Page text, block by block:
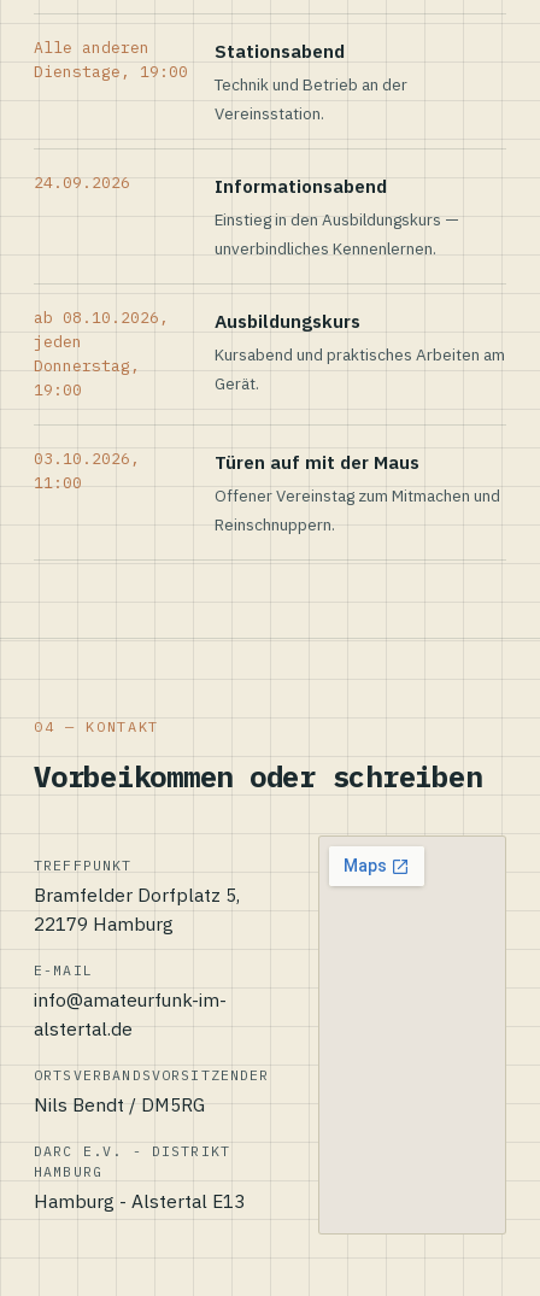
Alle anderen
Dienstage, 19:00
Stationsabend
Technik und Betrieb an der
Vereinsstation.
24.09.2026 Informationsabend
Einstieg in den Ausbildungskurs —
unverbindliches Kennenlernen.
ab 08.10.2026,
jeden
Donnerstag,
19:00
Ausbildungskurs
Kursabend und praktisches Arbeiten am
Gerät.
03.10.2026,
11:00
Türen auf mit der Maus
Offener Vereinstag zum Mitmachen und
Reinschnuppern.
04 — KONTAKT
Vorbeikommen oder schreiben
TREFFPUNKT
Bramfelder Dorfplatz 5,
22179 Hamburg
E-MAIL
info@amateurfunk-im-
alstertal.de
ORTSVERBANDSVORSITZENDER
Nils Bendt / DM5RG
DARC E.V. - DISTRIKT
HAMBURG
Hamburg - Alstertal E13